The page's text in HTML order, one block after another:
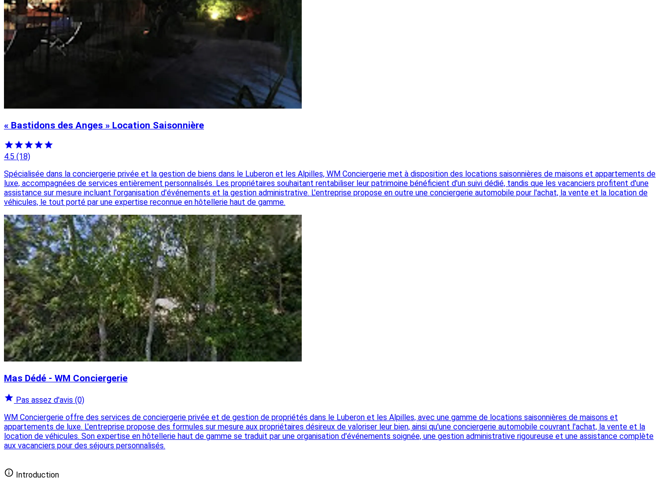
« Bastidons des Anges » Location Saisonnière
4.5 (18)
Spécialisée dans la conciergerie privée et la gestion de biens dans le Luberon et les Alpilles, WM Conciergerie met à disposition des locations saisonnières de maisons et appartements de
luxe, accompagnées de services entièrement personnalisés. Les propriétaires souhaitant rentabiliser leur patrimoine bénéficient d'un suivi dédié, tandis que les vacanciers profitent d'une
assistance sur mesure incluant l'organisation d'événements et la gestion administrative. L'entreprise propose en outre une conciergerie automobile pour l'achat, la vente et la location de
véhicules, le tout porté par une expertise reconnue en hôtellerie haut de gamme.
Mas Dédé - WM Conciergerie
Pas assez d'avis (0)
WM Conciergerie offre des services de conciergerie privée et de gestion de propriétés dans le Luberon et les Alpilles, avec une gamme de locations saisonnières de maisons et
appartements de luxe. L'entreprise propose des formules sur mesure aux propriétaires désireux de valoriser leur bien, ainsi qu'une conciergerie automobile couvrant l'achat, la vente et la
location de véhicules. Son expertise en hôtellerie haut de gamme se traduit par une organisation d'événements soignée, une gestion administrative rigoureuse et une assistance complète
aux vacanciers pour des séjours personnalisés.
Introduction